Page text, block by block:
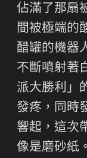
佔滿了那扇
間被極端的
醋罐的機器
不斷噴射著
派大勝利」
發疼，同時
響起，這次
像是磨砂紙